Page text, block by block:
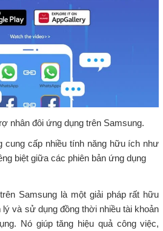
nhân đôi ứng dụng trên Samsung.
cung cấp nhiều tính năng hữu ích như
biệt giữa các phiên bản ứng dụng
Samsung là một giải pháp rất hữu
và sử dụng đồng thời nhiều tài khoản
Nó giúp tăng hiệu quả công việc,